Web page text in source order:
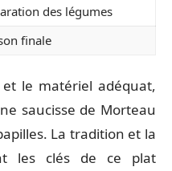
des légumes
finale
le matériel adéquat,
saucisse de Morteau
La tradition et la
les clés de ce plat